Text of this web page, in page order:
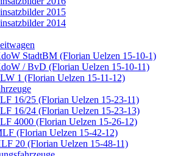
2015
2014
StadtBM (Florian Uelzen 15-10-1)
/ BvD (Florian Uelzen 15-10-11)
1 (Florian Uelzen 15-11-12)
16/25 (Florian Uelzen 15-23-11)
16/24 (Florian Uelzen 15-23-13)
4000 (Florian Uelzen 15-26-12)
(Florian Uelzen 15-42-12)
20 (Florian Uelzen 15-48-11)